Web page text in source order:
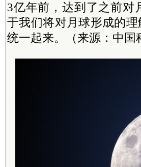
3亿年前，达到了之前对
于我们将对月球形成的
统一起来。（来源：中国